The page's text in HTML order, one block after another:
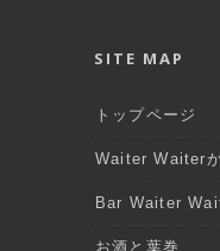
SITE MAP
トップページ
Waiter Waiter
Bar Waiter
お酒と葉巻